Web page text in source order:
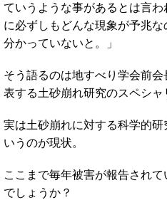
ていうような事があるとは言
に必ずしもどんな現象が予兆な
分かっていないと。」
そう語るのは地すべり学会前
表する土砂崩れ研究のスペシャ
実は土砂崩れに対する科学的
いうのが現状。
ここまで毎年被害が報告され
でしょうか？